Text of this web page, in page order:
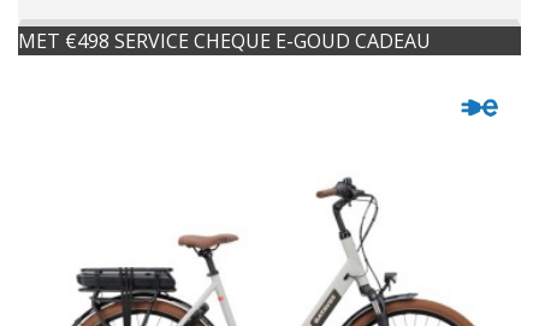
MET €498 SERVICE CHEQUE E-GOUD CADEAU